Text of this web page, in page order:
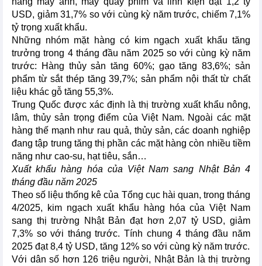
USD, giảm 31,7% so với cùng kỳ năm trước, chiếm 7,1%
tỷ trọng xuất khẩu.
Những nhóm mặt hàng có kim ngạch xuất khẩu tăng
trưởng trong 4 tháng đầu năm 2025 so với cùng kỳ năm
trước: Hàng thủy sản tăng 60%; gạo tăng 83,6%; sản
phẩm từ sắt thép tăng 39,7%; sản phẩm nội thất từ chất
liệu khác gỗ tăng 55,3%.
Trung Quốc được xác định là thị trường xuất khẩu nông,
lâm, thủy sản trọng điểm của Việt Nam. Ngoài các mặt
hàng thế mạnh như rau quả, thủy sản, các doanh nghiệp
đang tập trung tăng thị phần các mặt hàng còn nhiều tiềm
năng như cao-su, hạt tiêu, sắn…
Xuất khẩu hàng hóa của Việt Nam sang Nhật Bản 4
tháng đầu năm 2025
Theo số liệu thống kê của Tổng cục hài quan, trong tháng
4/2025, kim ngạch xuất khẩu hàng hóa của Việt Nam
sang thị trường Nhật Bản đạt hơn 2,07 tỷ USD, giảm
7,3% so với tháng trước. Tính chung 4 tháng đầu năm
2025 đạt 8,4 tỷ USD, tăng 12% so với cùng kỳ năm trước.
Với dân số hơn 126 triệu người, Nhật Bản là thị trường